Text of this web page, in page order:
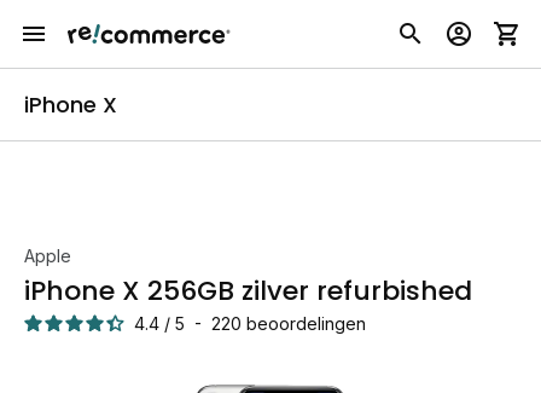
iPhone X
Apple
iPhone X 256GB zilver refurbished
4.4 / 5 - 220 beoordelingen